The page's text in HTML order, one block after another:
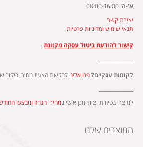
א'-ה' 08:00-16:00
יצירת קשר
תנאי שימוש ומדיניות פרטיות
קישור להודעת ביטול עסקה מקוונת
לקוחות עסקיים?פנו אלינו לבקשת הצעת מחיר וביקור
למוצרי בטיחות וציוד מגן אישי במחירי הנחה ומבצעי
המוצרים שלנו